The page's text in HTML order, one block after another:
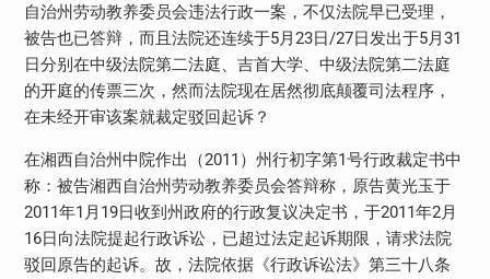
自治州劳动教养委员会违法行政一案，不仅法院早已受理，
被告也已答辩，而且法院还连续于5月23日/27日发出于5月31
日分别在中级法院第二法庭、吉首大学、中级法院第二法庭
的开庭的传票三次，然而法院现在居然彻底颠覆司法程序，
在未经开审该案就裁定驳回起诉？
在湘西自治州中院作出（2011）州行初字第1号行政裁定书中
称：被告湘西自治州劳动教养委员会答辩称，原告黄光玉于
2011年1月19日收到州政府的行政复议决定书，于2011年2月
16日向法院提起行政诉讼，已超过法定起诉期限，请求法院
驳回原告的起诉。故，法院依据《行政诉讼法》第三十八条